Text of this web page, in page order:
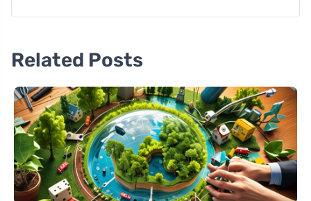
Related Posts